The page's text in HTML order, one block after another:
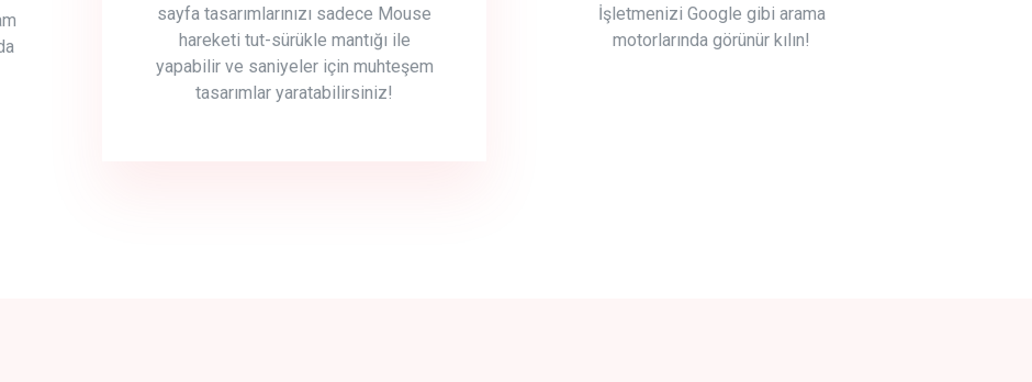
sayfa tasarımlarınızı sadece Mouse
hareketi tut-sürükle mantığı ile
yapabilir ve saniyeler için muhteşem
tasarımlar yaratabilirsiniz!
İşletmenizi Google gibi arama
motorlarında görünür kılın!